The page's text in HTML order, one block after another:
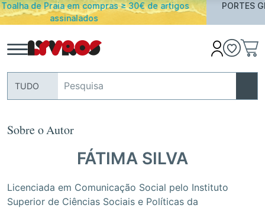
artigos
PORTES GRATUITOS em encomendas acima
Portugal Continental
TUDO
Sobre o Autor
FÁTIMA SILVA
Licenciada em Comunicação Social pelo Instituto
Superior de Ciências Sociais e Políticas da